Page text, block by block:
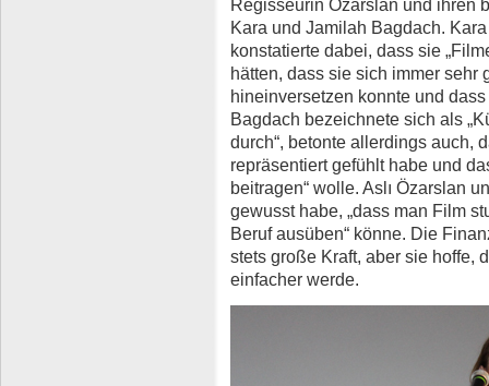
Regisseurin Özarslan und ihren
Kara und Jamilah Bagdach.
konstatierte dabei, dass sie
hätten, dass sie sich immer sehr
hineinversetzen konnte und
Bagdach bezeichnete sich als
durch“, betonte allerdings auch,
repräsentiert gefühlt habe und
beitragen“ wolle. Aslı Özarslan
gewusst habe, „dass man Film
Beruf ausüben“ könne. Die
stets große Kraft, aber sie hoffe,
einfacher werde.